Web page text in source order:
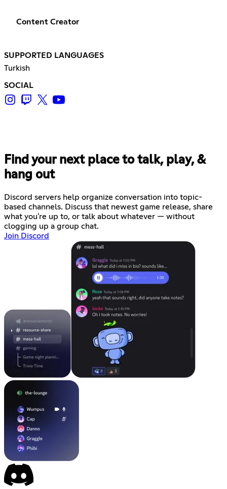
Content Creator
SUPPORTED LANGUAGES
Turkish
SOCIAL
Find your next place to talk, play, &
hang out
Discord servers help organize conversation into topic-
based channels. Discuss that newest game release, share
what you're up to, or talk about whatever — without
clogging up a group chat.
Join Discord